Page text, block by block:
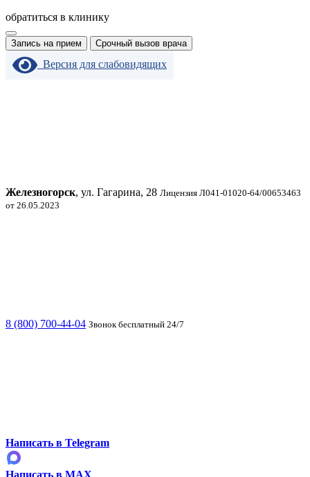
обратиться в клинику
Запись на прием Срочный вызов врача
Версия для слабовидящих
Железногорск, ул. Гагарина, 28 Лицензия Л041-01020-64/00653463
от 26.05.2023
8 (800) 700-44-04 Звонок бесплатный 24/7
Написать в Telegram
Написать в MAX